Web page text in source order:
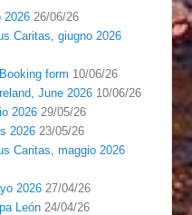
2026 26/06/26
Caritas, giugno 2026
form 10/06/26
June 2026 10/06/26
2026 29/05/26
2026 23/05/26
Caritas, maggio 2026
2026 27/04/26
León 24/04/26